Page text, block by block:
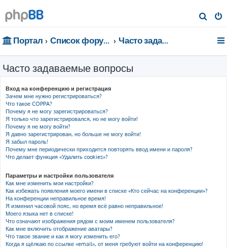
о
Портал Список форумов Часто задаваемые вопросы
Часто задаваемые вопросы
Вход на конференцию и регистрация
Зачем мне нужно регистрироваться?
Что такое COPPA?
Почему я не могу зарегистрироваться?
Я только что зарегистрировался, но не могу войти!
Почему я не могу войти?
Я давно зарегистрирован, но больше не могу войти!
Я забыл пароль!
Почему мне периодически приходится повторять ввод имени и пароля?
Что делает функция «Удалить cookies»?
Параметры и настройки пользователя
Как мне изменить мои настройки?
Как избежать появления моего имени в списке «Кто сейчас на конференции»?
На конференции неправильное время!
Я изменил часовой пояс, но время всё равно неправильное!
Моего языка нет в списке!
Что означают изображения рядом с моим именем пользователя?
Как мне включить отображение аватары?
Что такое звание и как я могу изменить его?
Когда я щёлкаю по ссылке «email», от меня требуют войти на конференцию!